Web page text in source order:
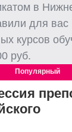
в
для вас
курсов
руб.
Популярный